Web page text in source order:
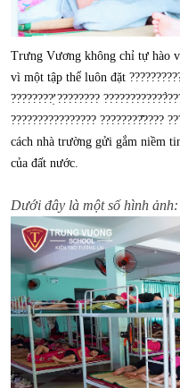
Trưng Vương không chỉ tự hào
vì một tập thể luôn đặt
????????̛̣ ????????
???????????????? ????????̂????
cách nhà trường gửi gắm niềm
của đất nước.
Dưới đây là một số hình ảnh: